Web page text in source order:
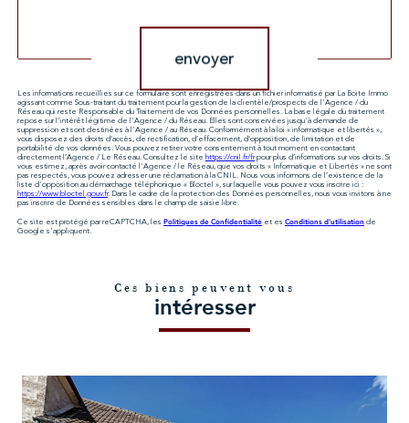
envoyer
Les informations recueillies sur ce formulaire sont enregistrées dans un fichier informatisé par La Boite Immo
agissant comme Sous-traitant du traitement pour la gestion de la clientèle/prospects de l'Agence / du
Réseau qui reste Responsable du Traitement de vos Données personnelles. La base légale du traitement
repose sur l'intérêt légitime de l'Agence / du Réseau. Elles sont conservées jusqu'à demande de
suppression et sont destinées à l'Agence / au Réseau. Conformément à la loi « informatique et libertés »,
vous disposez des droits d’accès, de rectification, d’effacement, d’opposition, de limitation et de
portabilité de vos données. Vous pouvez retirer votre consentement à tout moment en contactant
directement l’Agence / Le Réseau. Consultez le site https://cnil.fr/frpour plus d’informations sur vos droits. Si
vous estimez, après avoir contacté l'Agence / le Réseau, que vos droits « Informatique et Libertés » ne sont
pas respectés, vous pouvez adresser une réclamation à la CNIL. Nous vous informons de l’existence de la
liste d'opposition au démarchage téléphonique « Bloctel », sur laquelle vous pouvez vous inscrire ici :
https://www.bloctel.gouv.fr. Dans le cadre de la protection des Données personnelles, nous vous invitons à ne
pas inscrire de Données sensibles dans le champ de saisie libre.
Ce site est protégé par reCAPTCHA, les Politiques de Confidentialité et es Conditions d'utilisation de
Google s'appliquent.
Ces biens peuvent vous
intéresser